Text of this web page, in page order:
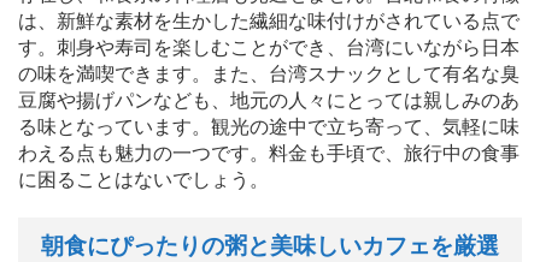
は、新鮮な素材を生かした繊細な味付けがされている点で
す。刺身や寿司を楽しむことができ、台湾にいながら日本
の味を満喫できます。また、台湾スナックとして有名な臭
豆腐や揚げパンなども、地元の人々にとっては親しみのあ
る味となっています。観光の途中で立ち寄って、気軽に味
わえる点も魅力の一つです。料金も手頃で、旅行中の食事
に困ることはないでしょう。
朝食にぴったりの粥と美味しいカフェを厳選